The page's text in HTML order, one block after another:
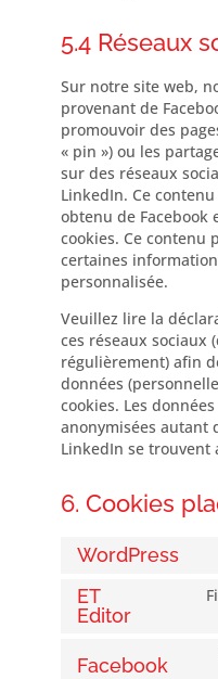
5.4 Réseaux
Sur notre site web,
provenant de
promouvoir des
« pin ») ou les
sur des réseaux
LinkedIn. Ce
obtenu de Facebook
cookies. Ce contenu
certaines
personnalisée.
Veuillez lire la
ces réseaux sociaux
régulièrement) afin
données
cookies. Les
anonymisées autant
LinkedIn se trouvent
6. Cookies
WordPress
ET
Editor
Facebook